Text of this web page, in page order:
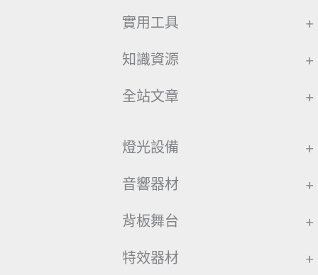
實用工具 +
知識資源 +
全站文章 +
燈光設備 +
音響器材 +
背板舞台 +
特效器材 +